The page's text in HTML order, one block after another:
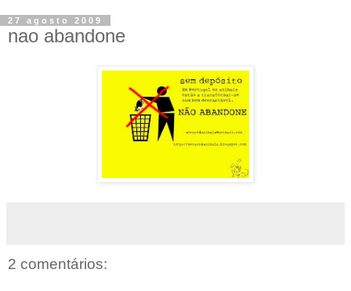
27 agosto 2009
nao abandone
2 comentários: